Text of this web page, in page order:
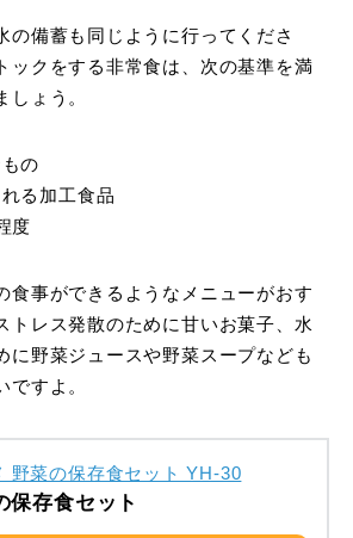
の備蓄も同じように行ってくださ
ックをする非常食は、次の基準を満
しょう。
の
る加工食品
度
食事ができるようなメニューがおす
トレス発散のために甘いお菓子、水
に野菜ジュースや野菜スープなども
ですよ。
保存食セット